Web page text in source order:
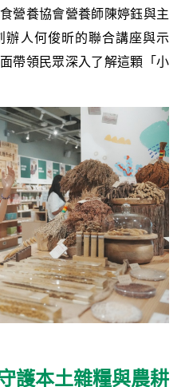
營養協會營養師陳婷鈺與主
辦人何俊昕的聯合講座與示
帶領民眾深入了解這顆「小
護本土雜糧與農耕